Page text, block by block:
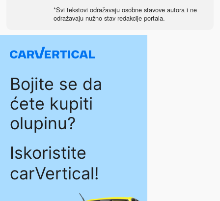
*Svi tekstovi odražavaju osobne stavove autora i ne
odražavaju nužno stav redakcije portala.